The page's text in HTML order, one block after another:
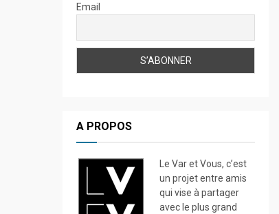
Email
A PROPOS
Le Var et Vous, c’est
un projet entre amis
qui vise à partager
avec le plus grand